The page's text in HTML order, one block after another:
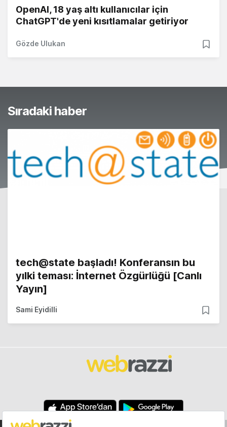
OpenAI, 18 yaş altı kullanıcılar için
ChatGPT'de yeni kısıtlamalar getiriyor
Gözde Ulukan
Sıradaki haber
tech@state başladı! Konferansın bu
yılki teması: İnternet Özgürlüğü [Canlı
Yayın]
Sami Eyidilli